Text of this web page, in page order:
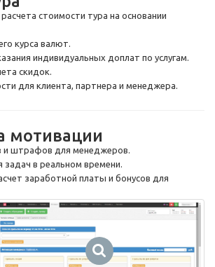
стоимости тура на основании
курса валют.
индивидуальных доплат по услугам.
скидок.
для клиента, партнера и менеджера.
мотивации
и штрафов для менеджеров.
задач в реальном времени.
заработной платы и бонусов для